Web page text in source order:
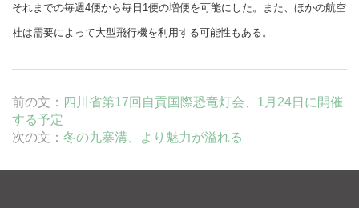
それまでの毎週4便から毎日1便の増便を可能にした。また、ほかの航空
社は需要によって大型飛行機を利用する可能性もある。
前の文： 四川省第17回自貢国際恐竜灯会、1月24日に開催
する予定
次の文： 冬の九寨溝、より魅力が溢れる